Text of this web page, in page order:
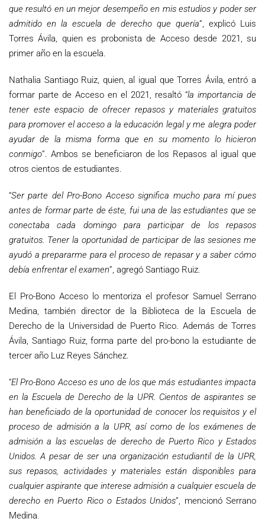
que resultó en un mejor desempeño en mis estudios y poder ser
admitido en la escuela de derecho que quería”, explicó Luis
Torres Ávila, quien es probonista de Acceso desde 2021, su
primer año en la escuela.
Nathalia Santiago Ruiz, quien, al igual que Torres Ávila, entró a
formar parte de Acceso en el 2021, resaltó “la importancia de
tener este espacio de ofrecer repasos y materiales gratuitos
para promover el acceso a la educación legal y me alegra poder
ayudar de la misma forma que en su momento lo hicieron
conmigo”. Ambos se beneficiaron de los Repasos al igual que
otros cientos de estudiantes.
“Ser parte del Pro-Bono Acceso significa mucho para mí pues
antes de formar parte de éste, fui una de las estudiantes que se
conectaba cada domingo para participar de los repasos
gratuitos. Tener la oportunidad de participar de las sesiones me
ayudó a prepararme para el proceso de repasar y a saber cómo
debía enfrentar el examen”, agregó Santiago Ruiz.
El Pro-Bono Acceso lo mentoriza el profesor Samuel Serrano
Medina, también director de la Biblioteca de la Escuela de
Derecho de la Universidad de Puerto Rico. Además de Torres
Ávila, Santiago Ruiz, forma parte del pro-bono la estudiante de
tercer año Luz Reyes Sánchez.
“El Pro-Bono Acceso es uno de los que más estudiantes impacta
en la Escuela de Derecho de la UPR. Cientos de aspirantes se
han beneficiado de la oportunidad de conocer los requisitos y el
proceso de admisión a la UPR, así como de los exámenes de
admisión a las escuelas de derecho de Puerto Rico y Estados
Unidos. A pesar de ser una organización estudiantil de la UPR,
sus repasos, actividades y materiales están disponibles para
cualquier aspirante que interese admisión a cualquier escuela de
derecho en Puerto Rico o Estados Unidos”, mencionó Serrano
Medina.